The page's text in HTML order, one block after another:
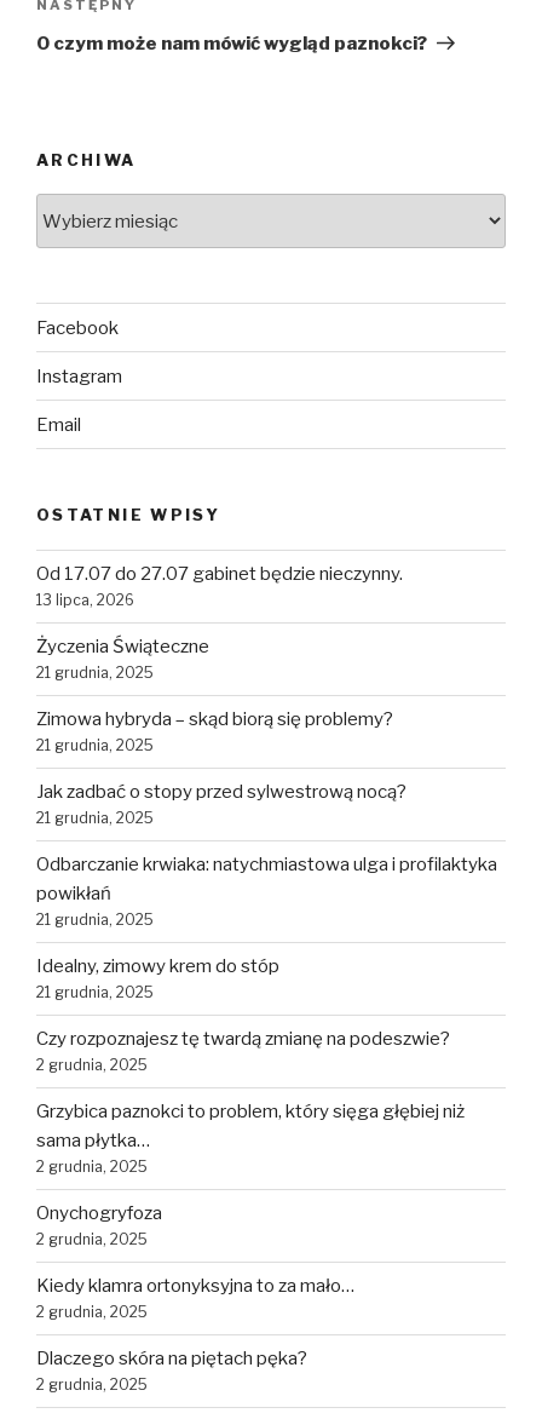
NASTĘPNY
O czym może nam mówić wygląd paznokci?
ARCHIWA
Facebook
Instagram
Email
OSTATNIE WPISY
Od 17.07 do 27.07 gabinet będzie nieczynny.
13 lipca, 2026
Życzenia Świąteczne
21 grudnia, 2025
Zimowa hybryda – skąd biorą się problemy?
21 grudnia, 2025
Jak zadbać o stopy przed sylwestrową nocą?
21 grudnia, 2025
Odbarczanie krwiaka: natychmiastowa ulga i profilaktyka
powikłań
21 grudnia, 2025
Idealny, zimowy krem do stóp
21 grudnia, 2025
Czy rozpoznajesz tę twardą zmianę na podeszwie?
2 grudnia, 2025
Grzybica paznokci to problem, który sięga głębiej niż
sama płytka…
2 grudnia, 2025
Onychogryfoza
2 grudnia, 2025
Kiedy klamra ortonyksyjna to za mało…
2 grudnia, 2025
Dlaczego skóra na piętach pęka?
2 grudnia, 2025